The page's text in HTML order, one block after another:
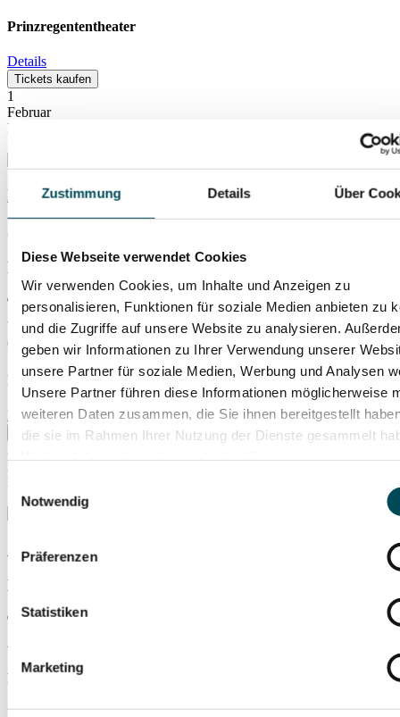
Zustimmung Details Über
Diese Webseite verwendet Cookies
Wir verwenden Cookies, um Inhalte und Anzeigen zu
personalisieren, Funktionen für soziale Medien anbieten zu
und die Zugriffe auf unsere Website zu analysieren.
geben wir Informationen zu Ihrer Verwendung unserer
unsere Partner für soziale Medien, Werbung und Analysen
Unsere Partner führen diese Informationen möglicherweise
weiteren Daten zusammen, die Sie ihnen bereitgestellt
die sie im Rahmen Ihrer Nutzung der Dienste gesammelt
Einwilligungsauswahl
Notwendig
Präferenzen
Statistiken
Marketing
Prinzregententheater
Details
Tickets kaufen
1
Februar
Montag
Bruckner Orchester Linz
Markus Poschner, Leitung
Telefonischer Vorverkauf für Abonnenten ab sofort
unter Tel. 089 - 93 60 93, allgemeiner Vorverkauf ab
6. Mai 2026 um 9 Uhr.
Prinzregententheater
Details
Tickets kaufen
21
April
Mittwoch
19:30Uhr
Swedish Chamber Orchestra
Martin Fröst, Klarinette & Leitung
Ticket-Vorverkauf beendet – Restkarten ggf. an der
Prinzregententheater
Details